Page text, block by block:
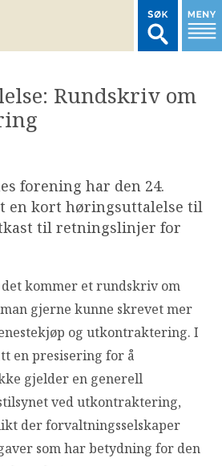
Rundskriv om
forening har den 24.
en kort høringsuttalelse til
til retningslinjer for
kommer et rundskriv om
gjerne kunne skrevet mer
og utkontraktering. I
en presisering for å
gjelder en generell
ved utkontraktering,
der forvaltningsselskaper
som har betydning for den